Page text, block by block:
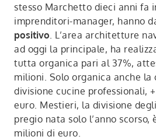
stesso Marchetto dieci anni fa
imprenditori-manager, hanno
positivo. L’area architetture
ad oggi la principale, ha
tutta organica pari al 37%,
milioni. Solo organica anche la
divisione cucine professionali,
euro. Mestieri, la divisione
pregio nata solo l’anno scorso,
milioni di euro.